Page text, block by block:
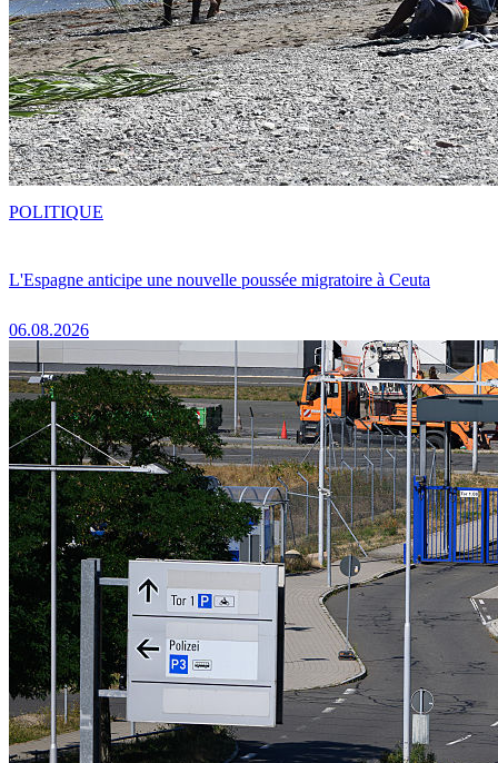
L'Espagne anticipe une nouvelle poussée migratoire à Ceuta
06.08.2026
POLITIQUE